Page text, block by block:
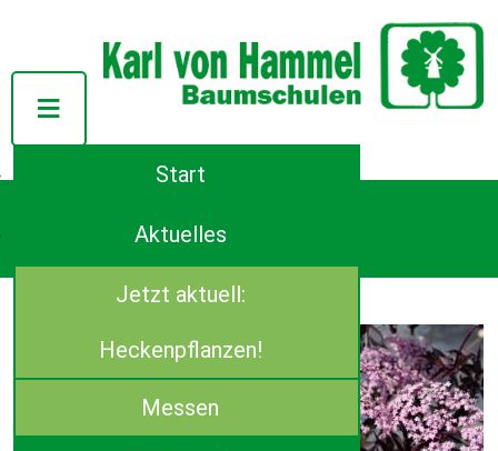
D-26639 Wiesmoor
E-Mail:info(at)von-hammel.de
Sambucus (Holunder)
Sambucus nigra ‚Black Beauty’®
100- 150 cm, C 15
Start
Aktuelles
Jetzt aktuell:
Heckenpflanzen!
Messen